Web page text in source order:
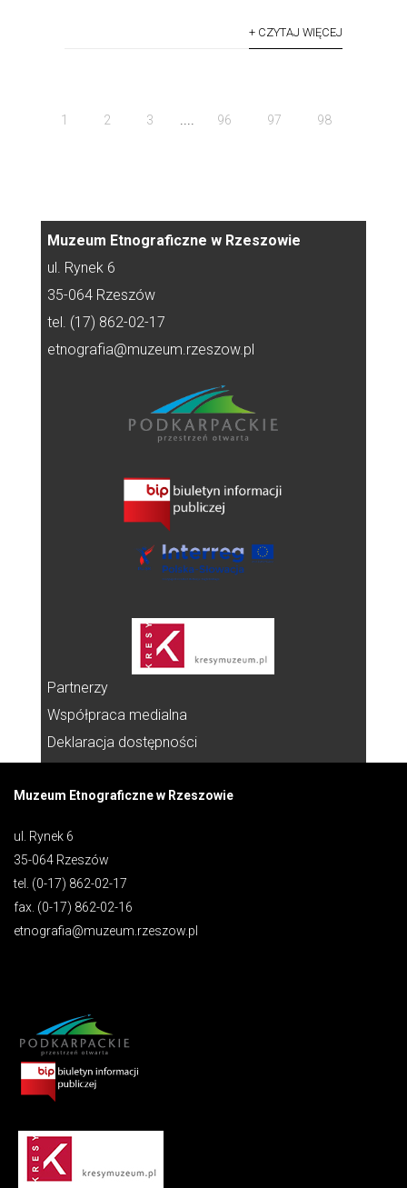
+ CZYTAJ WIĘCEJ
1 2 3 .... 96 97 98
Muzeum Etnograficzne w Rzeszowie
ul. Rynek 6
35-064 Rzeszów
tel. (17) 862-02-17
etnografia@muzeum.rzeszow.pl
Partnerzy
Współpraca medialna
Deklaracja dostępności
Muzeum Etnograficzne w Rzeszowie
ul. Rynek 6
35-064 Rzeszów
tel. (0-17) 862-02-17
fax. (0-17) 862-02-16
etnografia@muzeum.rzeszow.pl